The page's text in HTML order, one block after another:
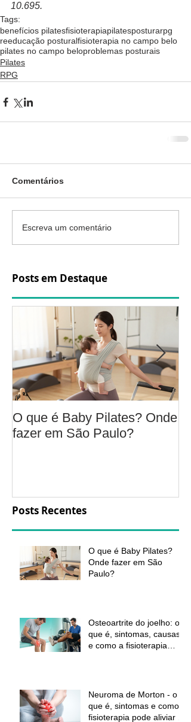
10.695.
Tags:
benefícios pilatesfisioterapiapilatesposturarpg
reeducação posturalfisioterapia no campo belo
pilates no campo beloproblemas posturais
Pilates
RPG
Comentários
Escreva um comentário
Posts em Destaque
O que é Baby Pilates? Onde
fazer em São Paulo?
Posts Recentes
O que é Baby Pilates?
Onde fazer em São
Paulo?
Osteoartrite do joelho: o
que é, sintomas, causas
e como a fisioterapia
Neuroma de Morton - o
que é, sintomas e como a
fisioterapia pode aliviar a